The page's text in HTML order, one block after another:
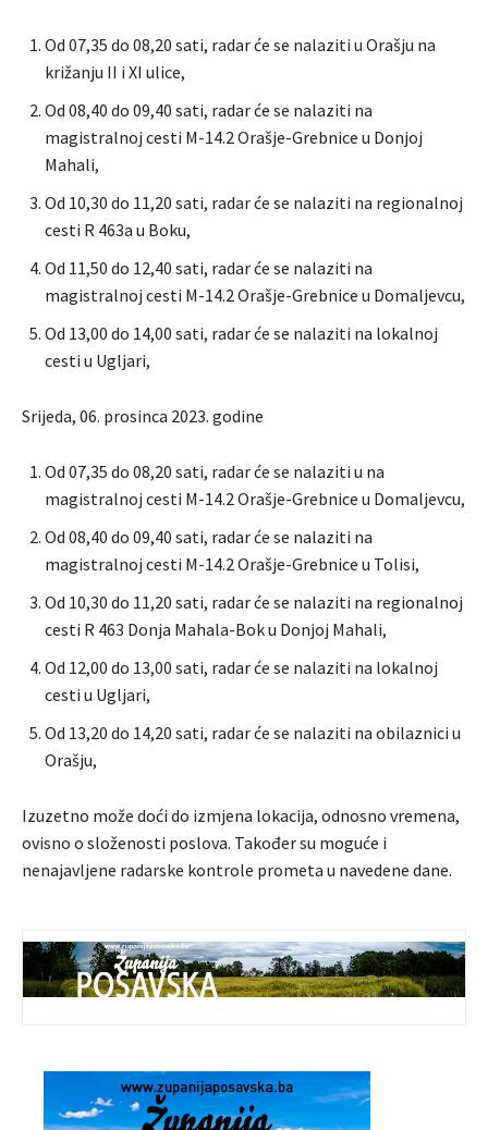
Od 07,35 do 08,20 sati, radar će se nalaziti u Orašju na
križanju II i XI ulice,
Od 08,40 do 09,40 sati, radar će se nalaziti na
magistralnoj cesti M-14.2 Orašje-Grebnice u Donjoj
Mahali,
Od 10,30 do 11,20 sati, radar će se nalaziti na regionalnoj
cesti R 463a u Boku,
Od 11,50 do 12,40 sati, radar će se nalaziti na
magistralnoj cesti M-14.2 Orašje-Grebnice u Domaljevcu,
Od 13,00 do 14,00 sati, radar će se nalaziti na lokalnoj
cesti u Ugljari,
Srijeda, 06. prosinca 2023. godine
Od 07,35 do 08,20 sati, radar će se nalaziti u na
magistralnoj cesti M-14.2 Orašje-Grebnice u Domaljevcu,
Od 08,40 do 09,40 sati, radar će se nalaziti na
magistralnoj cesti M-14.2 Orašje-Grebnice u Tolisi,
Od 10,30 do 11,20 sati, radar će se nalaziti na regionalnoj
cesti R 463 Donja Mahala-Bok u Donjoj Mahali,
Od 12,00 do 13,00 sati, radar će se nalaziti na lokalnoj
cesti u Ugljari,
Od 13,20 do 14,20 sati, radar će se nalaziti na obilaznici u
Orašju,
Izuzetno može doći do izmjena lokacija, odnosno vremena,
ovisno o složenosti poslova. Također su moguće i
nenajavljene radarske kontrole prometa u navedene dane.